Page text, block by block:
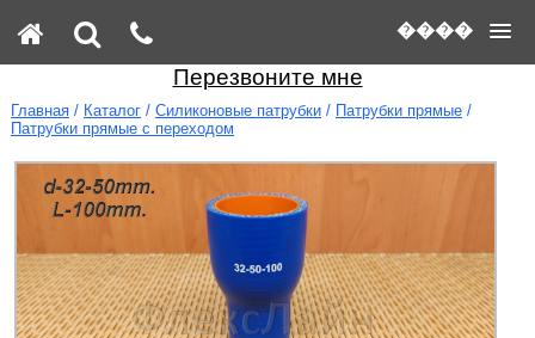
����
Перезвоните мне
Главная/ Каталог/ Силиконовые патрубки/ Патрубки прямые/
Патрубки прямые с переходом